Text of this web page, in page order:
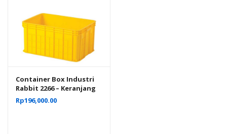
Container Box Industri
Rabbit 2266 – Keranjang
Plastik Rapat Serbaguna
62×43×31 cm
Rp196,000.00